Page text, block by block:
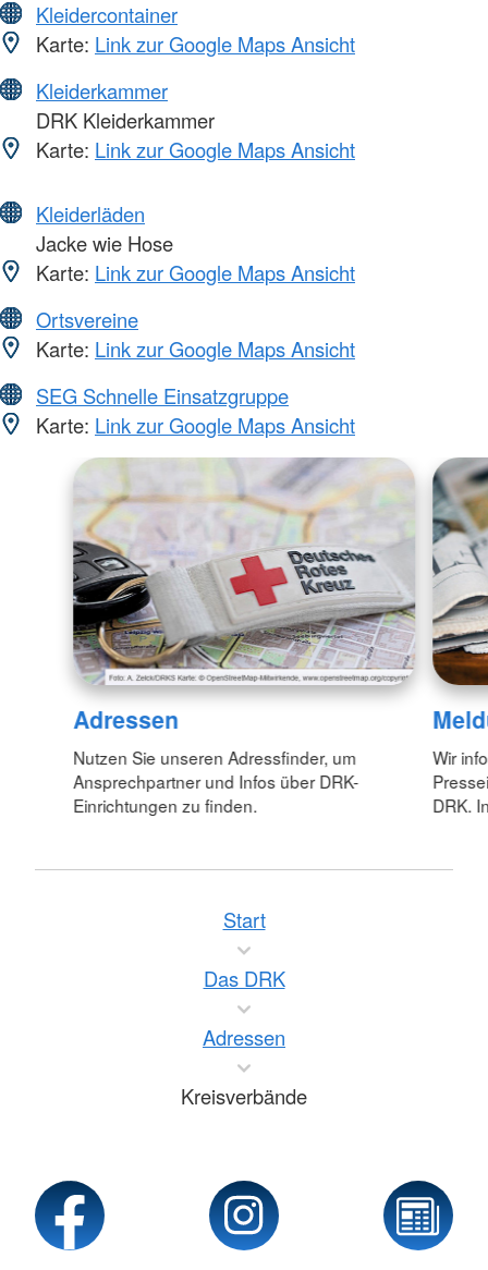
Kleidercontainer
Karte: Link zur Google Maps Ansicht
Kleiderkammer
DRK Kleiderkammer
Karte: Link zur Google Maps Ansicht
Kleiderläden
Jacke wie Hose
Karte: Link zur Google Maps Ansicht
Ortsvereine
Karte: Link zur Google Maps Ansicht
SEG Schnelle Einsatzgruppe
Karte: Link zur Google Maps Ansicht
Adressen
Nutzen Sie unseren Adressfinder, um
Ansprechpartner und Infos über DRK-
Einrichtungen zu finden.
Wir
DRK.
Start
Das DRK
Adressen
Kreisverbände